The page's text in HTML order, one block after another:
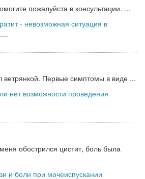
пожалуйста в консультации. ...
- невозможная ситуация в
Первые симптомы в виде ...
нет возможности проведения
обострился цистит, боль была
и боли при мочеиспускании